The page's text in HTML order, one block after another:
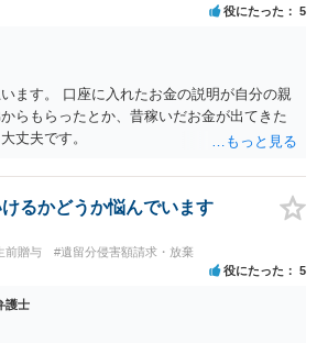
役にたった 5
ます。 口座に入れたお金の説明が自分の親
らもらったとか、昔稼いだお金が出てきた
丈夫です。
るかどうか悩んでいます
前贈与 #遺留分侵害額請求・放棄
役にたった 5
護士